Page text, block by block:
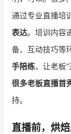
通过专业直播培
表达。培训内容
备、互动技巧等
手陪练，让老板
很多老板直播首
持。
直播前，烘